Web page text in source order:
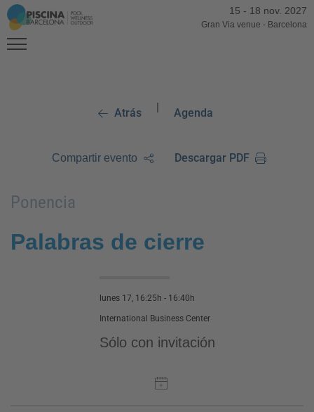
15 - 18 nov. 2027
Gran Via venue - Barcelona
Atrás | Agenda
Compartir evento Descargar PDF
Ponencia
Palabras de cierre
lunes 17, 16:25h - 16:40h
International Business Center
Sólo con invitación